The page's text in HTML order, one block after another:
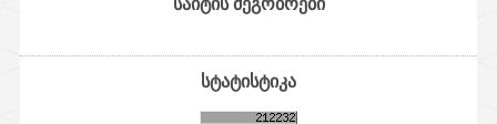
სტატისტიკა